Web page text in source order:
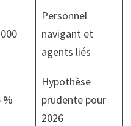
Personnel
navigant et
agents liés
%
Hypothèse
prudente pour
2026